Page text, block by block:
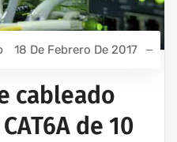
18 De Febrero De 2017
cableado
de 10